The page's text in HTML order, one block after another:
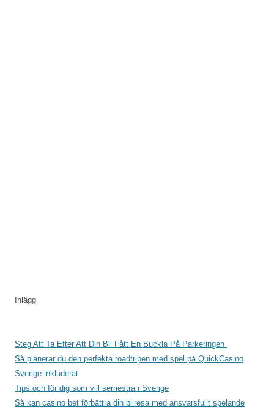
Inlägg
Steg Att Ta Efter Att Din Bil Fått En Buckla På Parkeringen
Så planerar du den perfekta roadtripen med spel på QuickCasino
Sverige inkluderat
Tips och för dig som vill semestra i Sverige
Så kan casino bet förbättra din bilresa med ansvarsfullt spelande